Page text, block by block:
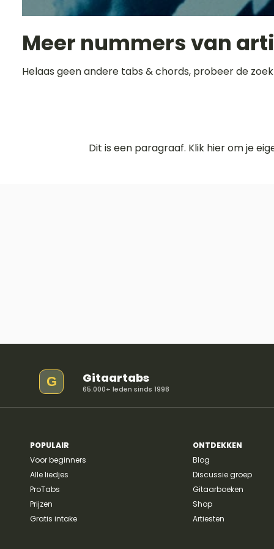
Meer nummers van
Helaas geen andere tabs & chords, probeer de
Dit is een paragraaf. Klik hier om je
G Gitaartabs
65.000+ leden sinds 1998
POPULAIR
Voor beginners
Alle liedjes
ProTabs
Prijzen
Gratis intake
ONTDEKKEN
Blog
Discussie groep
Gitaarboeken
Shop
Artiesten